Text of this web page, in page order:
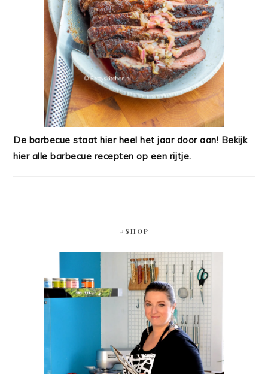
De barbecue staat hier heel het jaar door aan! Bekijk
hier alle barbecue recepten op een rijtje.
#SHOP